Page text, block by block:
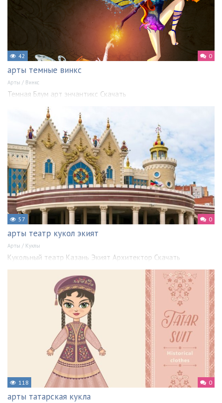
42 0
арты темные винкс
Арты / Винкс
Темная Блум арт энчантикс Скачать
57 0
арты театр кукол экият
Арты / Куклы
Кукольный театр Казань Экият Архитектор Скачать
118 0
арты татарская кукла